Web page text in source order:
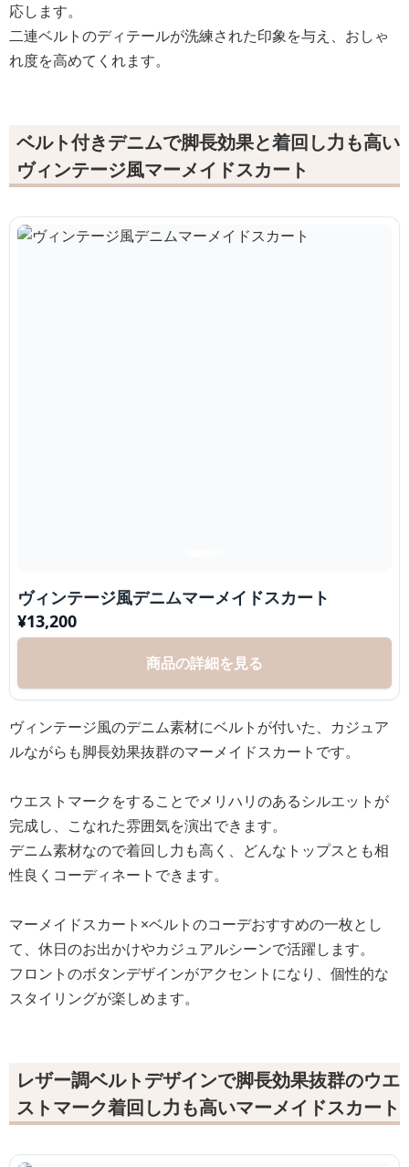
応します。
二連ベルトのディテールが洗練された印象を与え、おしゃ
れ度を高めてくれます。
ベルト付きデニムで脚長効果と着回し力も高い
ヴィンテージ風マーメイドスカート
ヴィンテージ風デニムマーメイドスカート
¥13,200
商品の詳細を見る
ヴィンテージ風のデニム素材にベルトが付いた、カジュア
ルながらも脚長効果抜群のマーメイドスカートです。
ウエストマークをすることでメリハリのあるシルエットが
完成し、こなれた雰囲気を演出できます。
デニム素材なので着回し力も高く、どんなトップスとも相
性良くコーディネートできます。
マーメイドスカート×ベルトのコーデおすすめの一枚とし
て、休日のお出かけやカジュアルシーンで活躍します。
フロントのボタンデザインがアクセントになり、個性的な
スタイリングが楽しめます。
レザー調ベルトデザインで脚長効果抜群のウエ
ストマーク着回し力も高いマーメイドスカート